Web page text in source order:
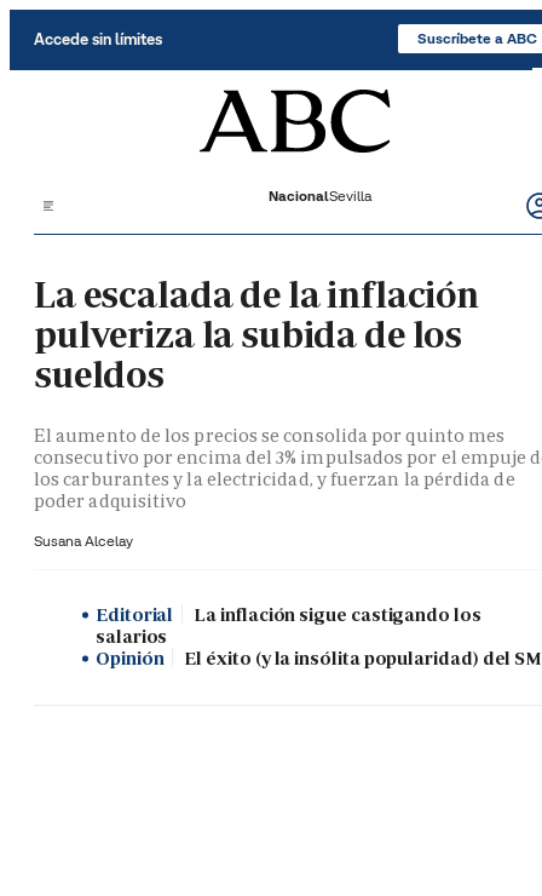
Accede sin límites Suscríbete a ABC
NacionalSevilla
La escalada de la inflación
pulveriza la subida de los
sueldos
El aumento de los precios se consolida por quinto mes
consecutivo por encima del 3% impulsados por el empuje
los carburantes y la electricidad, y fuerzan la pérdida de
poder adquisitivo
Susana Alcelay
Editorial
La inflación sigue castigando los
salarios
Opinión
El éxito (y la insólita popularidad) del